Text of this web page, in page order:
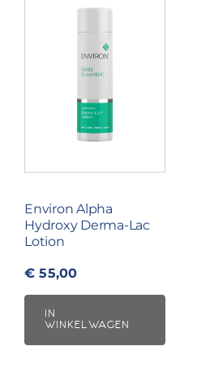
Environ Alpha
Hydroxy Derma-Lac
Lotion
€ 55,00
IN
WINKELWAGEN